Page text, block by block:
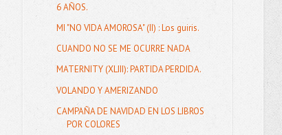
6 AÑOS.
MI "NO VIDA AMOROSA" (II) : Los guiris.
CUANDO NO SE ME OCURRE NADA
MATERNITY (XLIII): PARTIDA PERDIDA.
VOLANDO Y AMERIZANDO
CAMPAÑA DE NAVIDAD EN LOS LIBROS
POR COLORES